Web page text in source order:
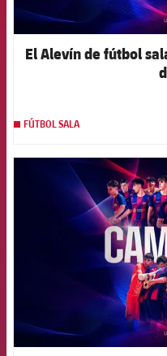
El Alevín de fútbol
FÚTBOL SALA